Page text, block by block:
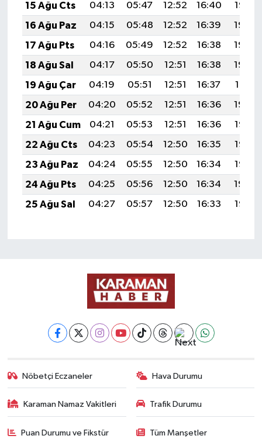
15 Ağu Cts
04:13 05:47 12:52 16:40
19:47
16 Ağu Paz
04:15 05:48 12:52 16:39
19:45
17 Ağu Pts
04:16 05:49 12:52 16:38
19:44
18 Ağu Sal
04:17 05:50 12:51 16:38
19:43
19 Ağu Çar
04:19 05:51 12:51 16:37
19:41
20 Ağu Per
04:20 05:52 12:51 16:36
19:40
21 Ağu Cum
04:21 05:53 12:51 16:36
19:38
22 Ağu Cts
04:23 05:54 12:50 16:35
19:37
23 Ağu Paz
04:24 05:55 12:50 16:34
19:35
24 Ağu Pts
04:25 05:56 12:50 16:34
19:34
25 Ağu Sal
04:27 05:57 12:50 16:33 19:32
Nöbetçi Eczaneler Hava Durumu
Karaman Namaz Vakitleri Trafik Durumu
Puan Durumu ve Fikstür Tüm Manşetler